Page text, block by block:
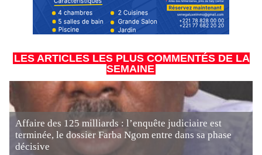
LES ARTICLES LES PLUS COMMENTÉS DE LA
SEMAINE
Affaire des 125 milliards : l’enquête judiciaire est
terminée, le dossier Farba Ngom entre dans sa phase
décisive